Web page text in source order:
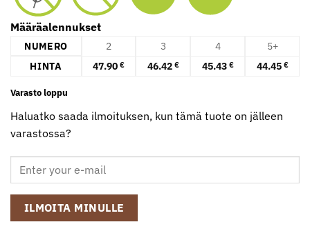
Määräalennukset
NUMERO 2 3 4
5+
HINTA
47.90 € 46.42 € 45.43 € 44.45 €
Varasto loppu
Haluatko saada ilmoituksen, kun tämä tuote on jälleen
varastossa?
ILMOITA MINULLE